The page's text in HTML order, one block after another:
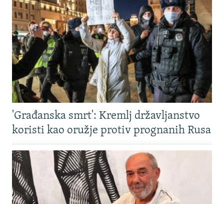
'Građanska smrt': Kremlj državljanstvo
koristi kao oružje protiv prognanih Rusa